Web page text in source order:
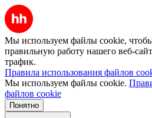
Мы используем файлы cookie,
правильную работу нашего веб-
трафик.
Правила использования файлов
Мы используем файлы cookie.
файлов cookie
Понятно